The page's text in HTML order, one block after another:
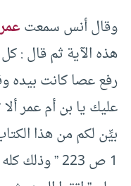
وقال أنس سمعت
هذه الآية ثم قال :‏
رفع عصا كانت بيده
عليك يا بن أم عمر
‏1 ص ‏223 ”